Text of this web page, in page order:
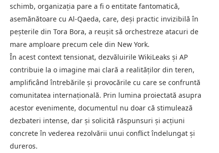
schimb, organizația pare a fi o entitate fantomatică,
asemănătoare cu Al-Qaeda, care, deși practic invizibilă în
peșterile din Tora Bora, a reușit să orchestreze atacuri de
mare amploare precum cele din New York.
În acest context tensionat, dezvăluirile WikiLeaks și AP
contribuie la o imagine mai clară a realităților din teren,
amplificând întrebările și provocările cu care se confruntă
comunitatea internațională. Prin lumina proiectată asupra
acestor evenimente, documentul nu doar că stimulează
dezbateri intense, dar și solicită răspunsuri și acțiuni
concrete în vederea rezolvării unui conflict îndelungat și
dureros.